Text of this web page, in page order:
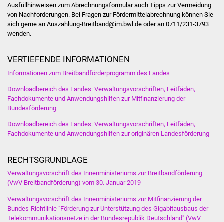
Wirtschaft
Wirtschaftsförderung
Gewerbeimmobilien
Ausschreibungen
Ausschreibung
Europaweite
Ausschreibung
Ausfüllhinweisen zum Abrechnungsformular auch Tipps zur Vermeidung
von Nachforderungen. Bei Fragen zur Fördermittelabrechnung können Sie
sich gerne an Auszahlung-Breitband@im.bwl.de oder an 0711/231-3793
wenden.
VERTIEFENDE INFORMATIONEN
Informationen zum Breitbandförderprogramm des Landes
Downloadbereich des Landes: Verwaltungsvorschriften, Leitfäden,
Fachdokumente und Anwendungshilfen zur Mitfinanzierung der
Bundesförderung
Downloadbereich des Landes: Verwaltungsvorschriften, Leitfäden,
Fachdokumente und Anwendungshilfen zur originären Landesförderung
RECHTSGRUNDLAGE
Verwaltungsvorschrift des Innenministeriums zur Breitbandförderung
(VwV Breitbandförderung) vom 30. Januar 2019
Verwaltungsvorschrift des Innenministeriums zur Mitfinanzierung der
Bundes-Richtlinie "Förderung zur Unterstützung des Gigabitausbaus der
Telekommunikationsnetze in der Bundesrepublik Deutschland" (VwV